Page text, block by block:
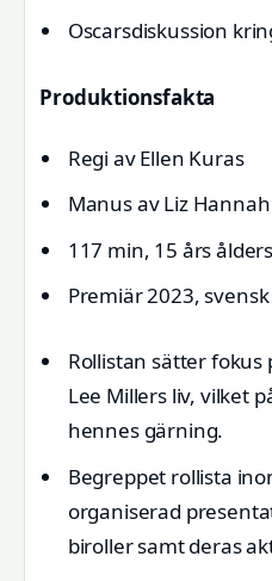
Oscarsdiskussion
Produktionsfakta
Regi av Ellen Kuras
Manus av Liz
117 min, 15 års
Premiär 2023,
Rollistan sätter
Lee Millers liv, vilket
hennes gärning.
Begreppet rollista
organiserad
biroller samt deras